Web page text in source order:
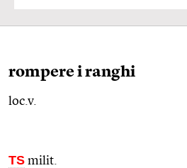
rompere i ranghi
loc.v.
TS milit.